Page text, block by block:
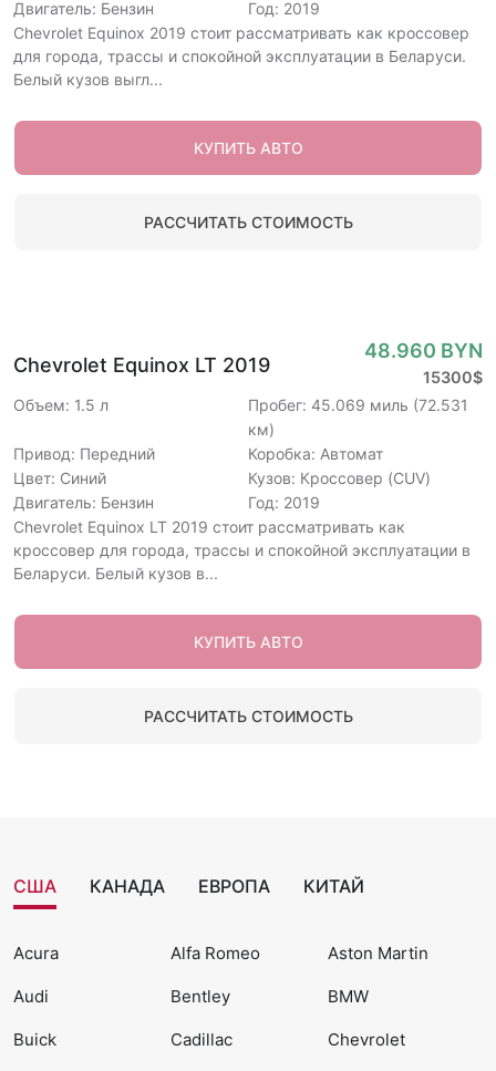
Двигатель: Бензин
Год: 2019
Chevrolet Equinox 2019 стоит рассматривать как кроссовер
для города, трассы и спокойной эксплуатации в Беларуси.
Белый кузов выгл...
КУПИТЬ АВТО
РАССЧИТАТЬ СТОИМОСТЬ
Chevrolet Equinox LT 2019
48.960 BYN
15300$
Объем: 1.5 л
Пробег: 45.069 миль (72.531
км)
Привод: Передний
Коробка: Автомат
Цвет: Синий
Кузов: Кроссовер (CUV)
Двигатель: Бензин
Год: 2019
Chevrolet Equinox LT 2019 стоит рассматривать как
кроссовер для города, трассы и спокойной эксплуатации в
Беларуси. Белый кузов в...
КУПИТЬ АВТО
РАССЧИТАТЬ СТОИМОСТЬ
США КАНАДА ЕВРОПА КИТАЙ
Acura Alfa Romeo Aston Martin
Audi Bentley BMW
Buick Cadillac Chevrolet